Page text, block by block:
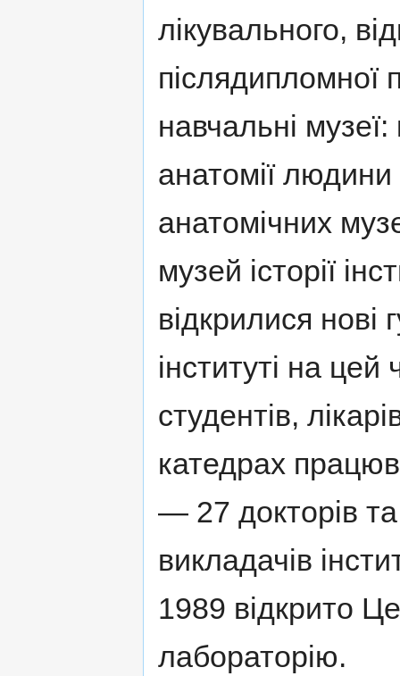
лiкувального,
пiслядипломної
навчальнi музеї:
анатомiї
анатомiчних
музей iсторiї
відкрилися новi
iнститутi на цей
студентiв,
катедрах
— 27 докторiв
викладачiв
1989 відкрито
лабораторiю.